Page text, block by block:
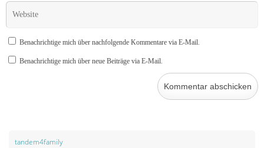
Benachrichtige mich über nachfolgende Kommentare via E-Mail.
Benachrichtige mich über neue Beiträge via E-Mail.
tandem4family